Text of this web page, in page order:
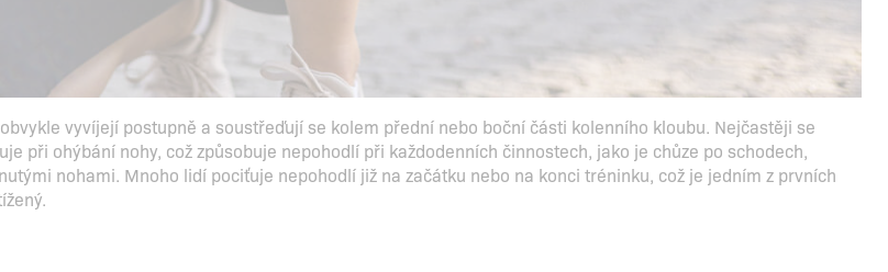
vyvíjejí postupně a soustřeďují se kolem přední nebo boční části kolenního kloubu. Nejčastěji se
při ohýbání nohy, což způsobuje nepohodlí při každodenních činnostech, jako je chůze po schodech,
nohami. Mnoho lidí pociťuje nepohodlí již na začátku nebo na konci tréninku, což je jedním z prvních